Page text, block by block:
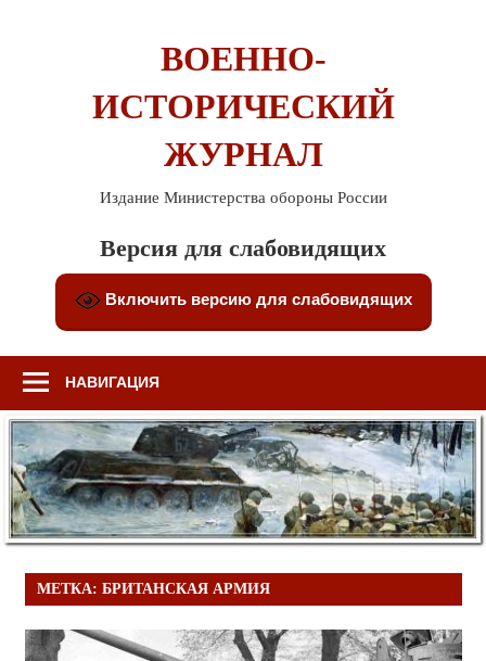
ВОЕННО-
ИСТОРИЧЕСКИЙ
ЖУРНАЛ
Издание Министерства обороны России
Версия для слабовидящих
Включить версию для слабовидящих
НАВИГАЦИЯ
МЕТКА: БРИТАНСКАЯ АРМИЯ